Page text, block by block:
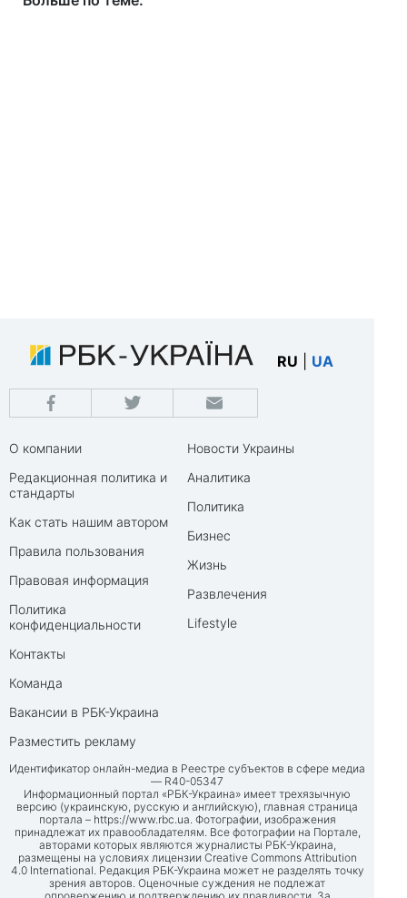
RU UA
О компании
Редакционная политика и
стандарты
Как стать нашим автором
Правила пользования
Правовая информация
Политика
конфиденциальности
Контакты
Команда
Вакансии в РБК-Украина
Разместить рекламу
Новости Украины
Аналитика
Политика
Бизнес
Жизнь
Развлечения
Lifestyle
Идентификатор онлайн-медиа в Реестре субъектов в сфере медиа
— R40-05347
Информационный портал «РБК-Украина» имеет трехязычную
версию (украинскую, русскую и английскую), главная страница
портала – https://www.rbc.ua. Фотографии, изображения
принадлежат их правообладателям. Все фотографии на Портале,
авторами которых являются журналисты РБК-Украина,
размещены на условиях лицензии Creative Commons Attribution
4.0 International. Редакция РБК-Украина может не разделять точку
зрения авторов. Оценочные суждения не подлежат